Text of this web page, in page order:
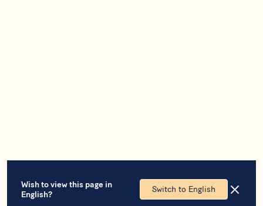
Wish to view this page in
English?
Switch to English